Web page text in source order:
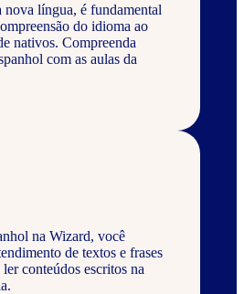
nova língua, é fundamental
do idioma ao
nativos. Compreenda
com as aulas da
na Wizard, você
de textos e frases
conteúdos escritos na